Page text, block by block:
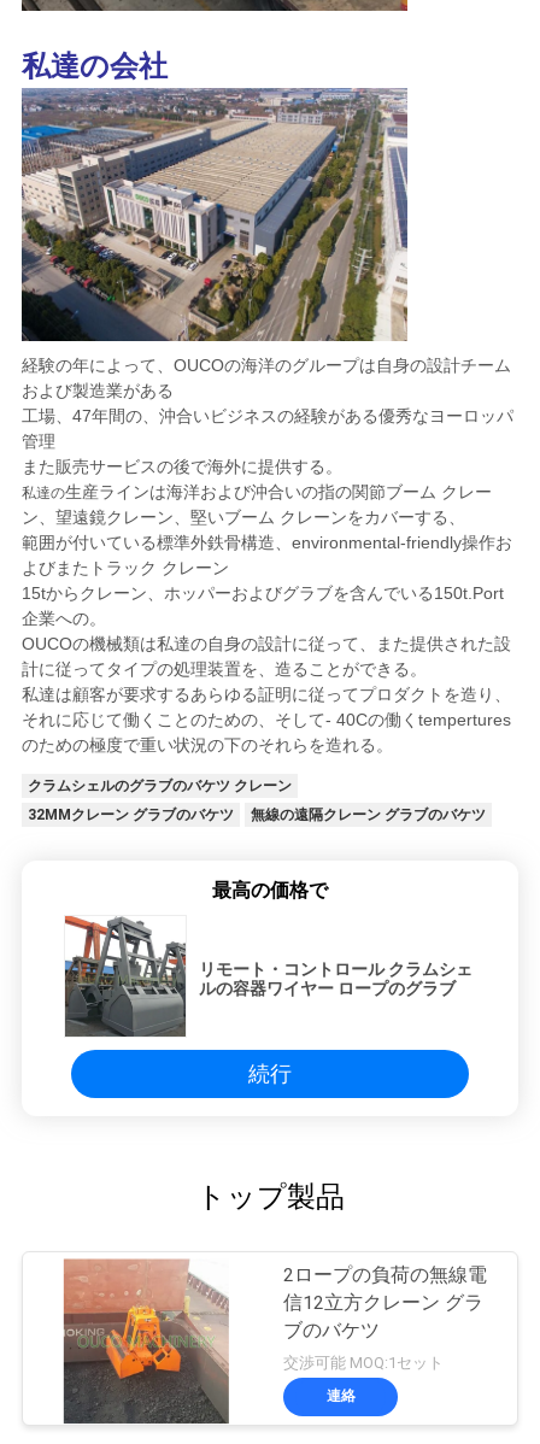
私達の会社
経験の年によって、OUCOの海洋のグループは自身の設計チーム
および製造業がある
工場、47年間の、沖合いビジネスの経験がある優秀なヨーロッパ
管理
また販売サービスの後で海外に提供する 。
私達の生産ラインは海洋および沖合いの指の関節ブーム クレー
ン、望遠鏡クレーン、堅いブーム クレーンをカバーする、
範囲が付いている標準外鉄骨構造、environmental-friendly操作お
よびまたトラック クレーン
15tからクレーン、ホッパーおよびグラブを含んでいる150t.Port
企業への。
OUCOの機械類は私達の自身の設計に従って、また提供された設
計に従ってタイプの処理装置を、造ることができる。
私達は顧客が要求するあらゆる証明に従ってプロダクトを造り、
それに応じて働くことのための、そして- 40Cの働くtempertures
のための極度で重い状況の下のそれらを造れる。
クラムシェルのグラブのバケツ クレーン
32MMクレーン グラブのバケツ
無線の遠隔クレーン グラブのバケツ
最高の価格で
リモート・コントロール クラムシェ
ルの容器ワイヤー ロープのグラブ
続行
トップ製品
2ロープの負荷の無線電
信12立方クレーン グラ
ブのバケツ
交渉可能 MOQ:1セット
連絡